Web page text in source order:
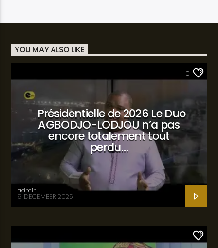
YOU MAY ALSO LIKE
0
Présidentielle de 2026 Le Duo
AGBODJO-LODJOU n’a pas
encore totalement tout
perdu…
admin
9 DECEMBER 2025
1